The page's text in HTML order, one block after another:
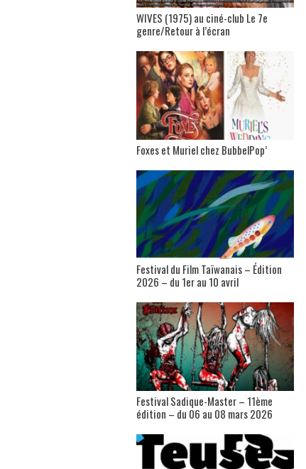
WIVES (1975) au ciné-club Le 7e
genre/Retour à l’écran
Foxes et Muriel chez BubbelPop’
Festival du Film Taïwanais – Édition
2026 – du 1er au 10 avril
Festival Sadique-Master – 11ème
édition – du 06 au 08 mars 2026